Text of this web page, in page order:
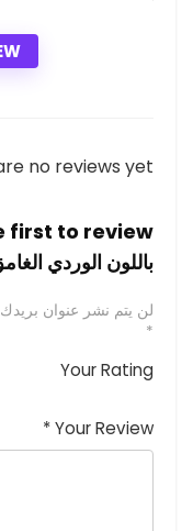
no reviews yet.
باللون الوردي
لن يتم نشر عنوان بريدك
*
Your Rating
Your Review
*